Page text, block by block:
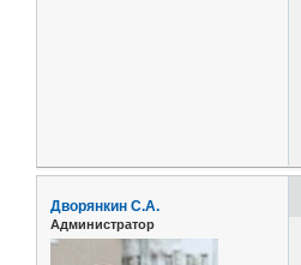
Дворянкин С.А.
Администратор